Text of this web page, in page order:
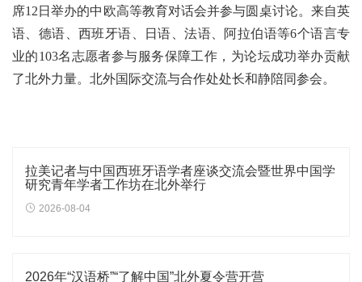
席12日举办的中欧高等教育对话会并参与圆桌讨论。来自英
语、德语、西班牙语、日语、法语、阿拉伯语等6个语言专
业的103名志愿者参与服务保障工作，为论坛成功举办贡献
了北外力量。北外国际交流与合作处处长和静陪同参会。
拉美记者与中国西班牙语学者座谈交流会暨世界中国学
研究青年学者工作坊在北外举行
2026-08-04
2026年“汉语桥”“了解中国”北外夏令营开营